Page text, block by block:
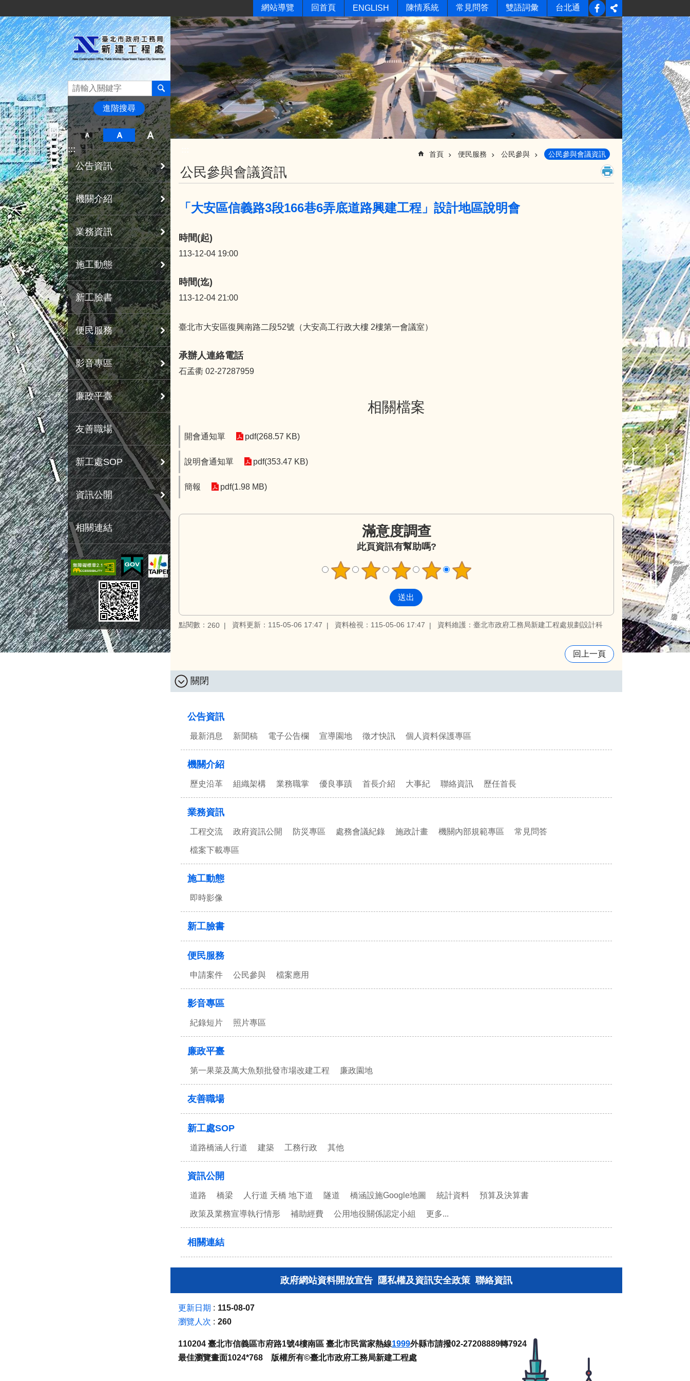
網站導覽 回首頁 ENGLISH 陳情系統 常見問答 雙語詞彙 台北通
進階搜尋
:::
公告資訊
機關介紹
業務資訊
施工動態
新工臉書
便民服務
影音專區
廉政平臺
友善職場
新工處SOP
資訊公開
相關連結
首頁 便民服務 公民參與 公民參與會議資訊
公民參與會議資訊
「大安區信義路3段166巷6弄底道路興建工程」設計地區說明會
時間(起)
113-12-04 19:00
時間(迄)
113-12-04 21:00
臺北市大安區復興南路二段52號（大安高工行政大樓 2樓第一會議室）
承辦人連絡電話
石孟衢 02-27287959
相關檔案
開會通知單 pdf(268.57 KB)
說明會通知單 pdf(353.47 KB)
簡報 pdf(1.98 MB)
滿意度調查
此頁資訊有幫助嗎?
點閱數： 260 資料更新：115-05-06 17:47 資料檢視：115-05-06 17:47 資料維護：臺北市政府工務局新建工程處規劃設計科
回上一頁
關閉
公告資訊
最新消息 新聞稿 電子公告欄 宣導園地 徵才快訊 個人資料保護專區
機關介紹
歷史沿革 組織架構 業務職掌 優良事蹟 首長介紹 大事紀 聯絡資訊 歷任首長
業務資訊
工程交流 政府資訊公開 防災專區 處務會議紀錄 施政計畫 機關內部規範專區 常見問答
檔案下載專區
施工動態
即時影像
新工臉書
便民服務
申請案件 公民參與 檔案應用
影音專區
紀錄短片 照片專區
廉政平臺
第一果菜及萬大魚類批發市場改建工程 廉政園地
友善職場
新工處SOP
道路橋涵人行道 建築 工務行政 其他
資訊公開
道路 橋梁 人行道 天橋 地下道 隧道 橋涵設施Google地圖 統計資料 預算及決算書
政策及業務宣導執行情形 補助經費 公用地役關係認定小組 更多...
相關連結
政府網站資料開放宣告 隱私權及資訊安全政策 聯絡資訊
更新日期
115-08-07
瀏覽人次
260
110204 臺北市信義區市府路1號4樓南區 臺北市民當家熱線1999外縣市請撥02-27208889轉7924
最佳瀏覽畫面1024*768 版權所有©臺北市政府工務局新建工程處